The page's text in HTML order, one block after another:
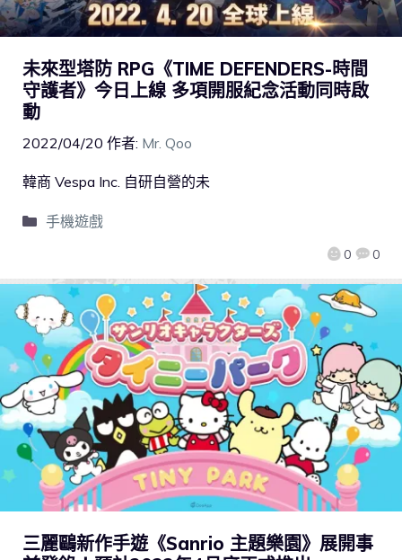
未來型塔防 RPG《TIME DEFENDERS-時間
守護者》今日上線 多項開服紀念活動同時啟
動
2022/04/20 作者: Mr. Qoo
0 0
韓商 Vespa Inc. 自研自營的未
手機遊戲
三麗鷗新作手遊《Sanrio 主題樂園》展開事